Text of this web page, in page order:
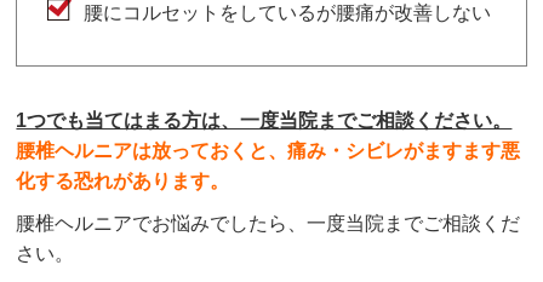
腰にコルセットをしているが腰痛が改善しない
1つでも当てはまる方は、一度当院までご相談ください。
腰椎ヘルニアは放っておくと、痛み・シビレがますます悪
化する恐れがあります。
腰椎ヘルニアでお悩みでしたら、一度当院までご相談くだ
さい。